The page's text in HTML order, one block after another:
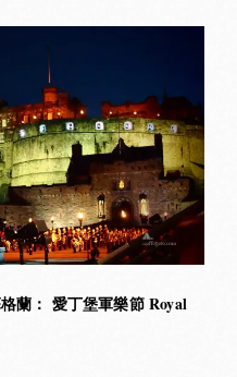
蘭： 愛丁堡軍樂節 Royal